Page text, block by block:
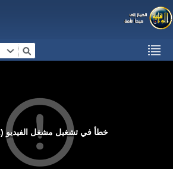
خطأ في تشغيل مشغل الفيديو (1) error